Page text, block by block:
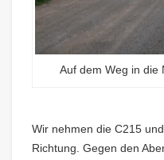
Auf dem Weg in die
Wir nehmen die C215
Richtung. Gegen den